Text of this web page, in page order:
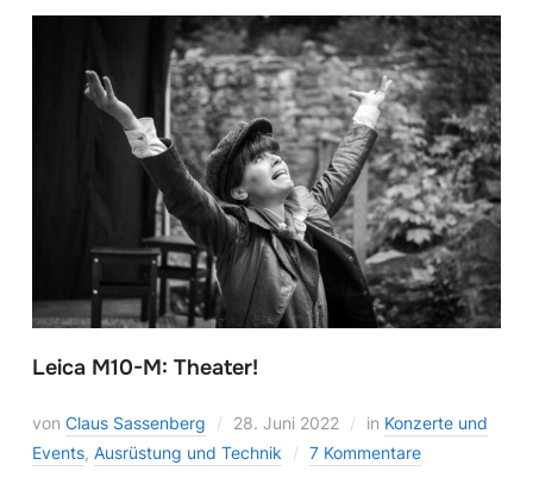
Leica M10-M: Theater!
von Claus Sassenberg 28. Juni 2022 in Konzerte und
Events, Ausrüstung und Technik 7 Kommentare